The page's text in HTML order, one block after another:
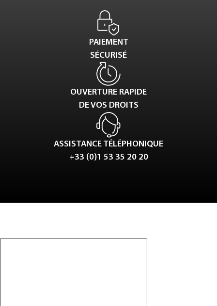
PAIEMENT
SÉCURISÉ
OUVERTURE RAPIDE
DE VOS DROITS
ASSISTANCE TÉLÉPHONIQUE
+33 (0)1 53 35 20 20